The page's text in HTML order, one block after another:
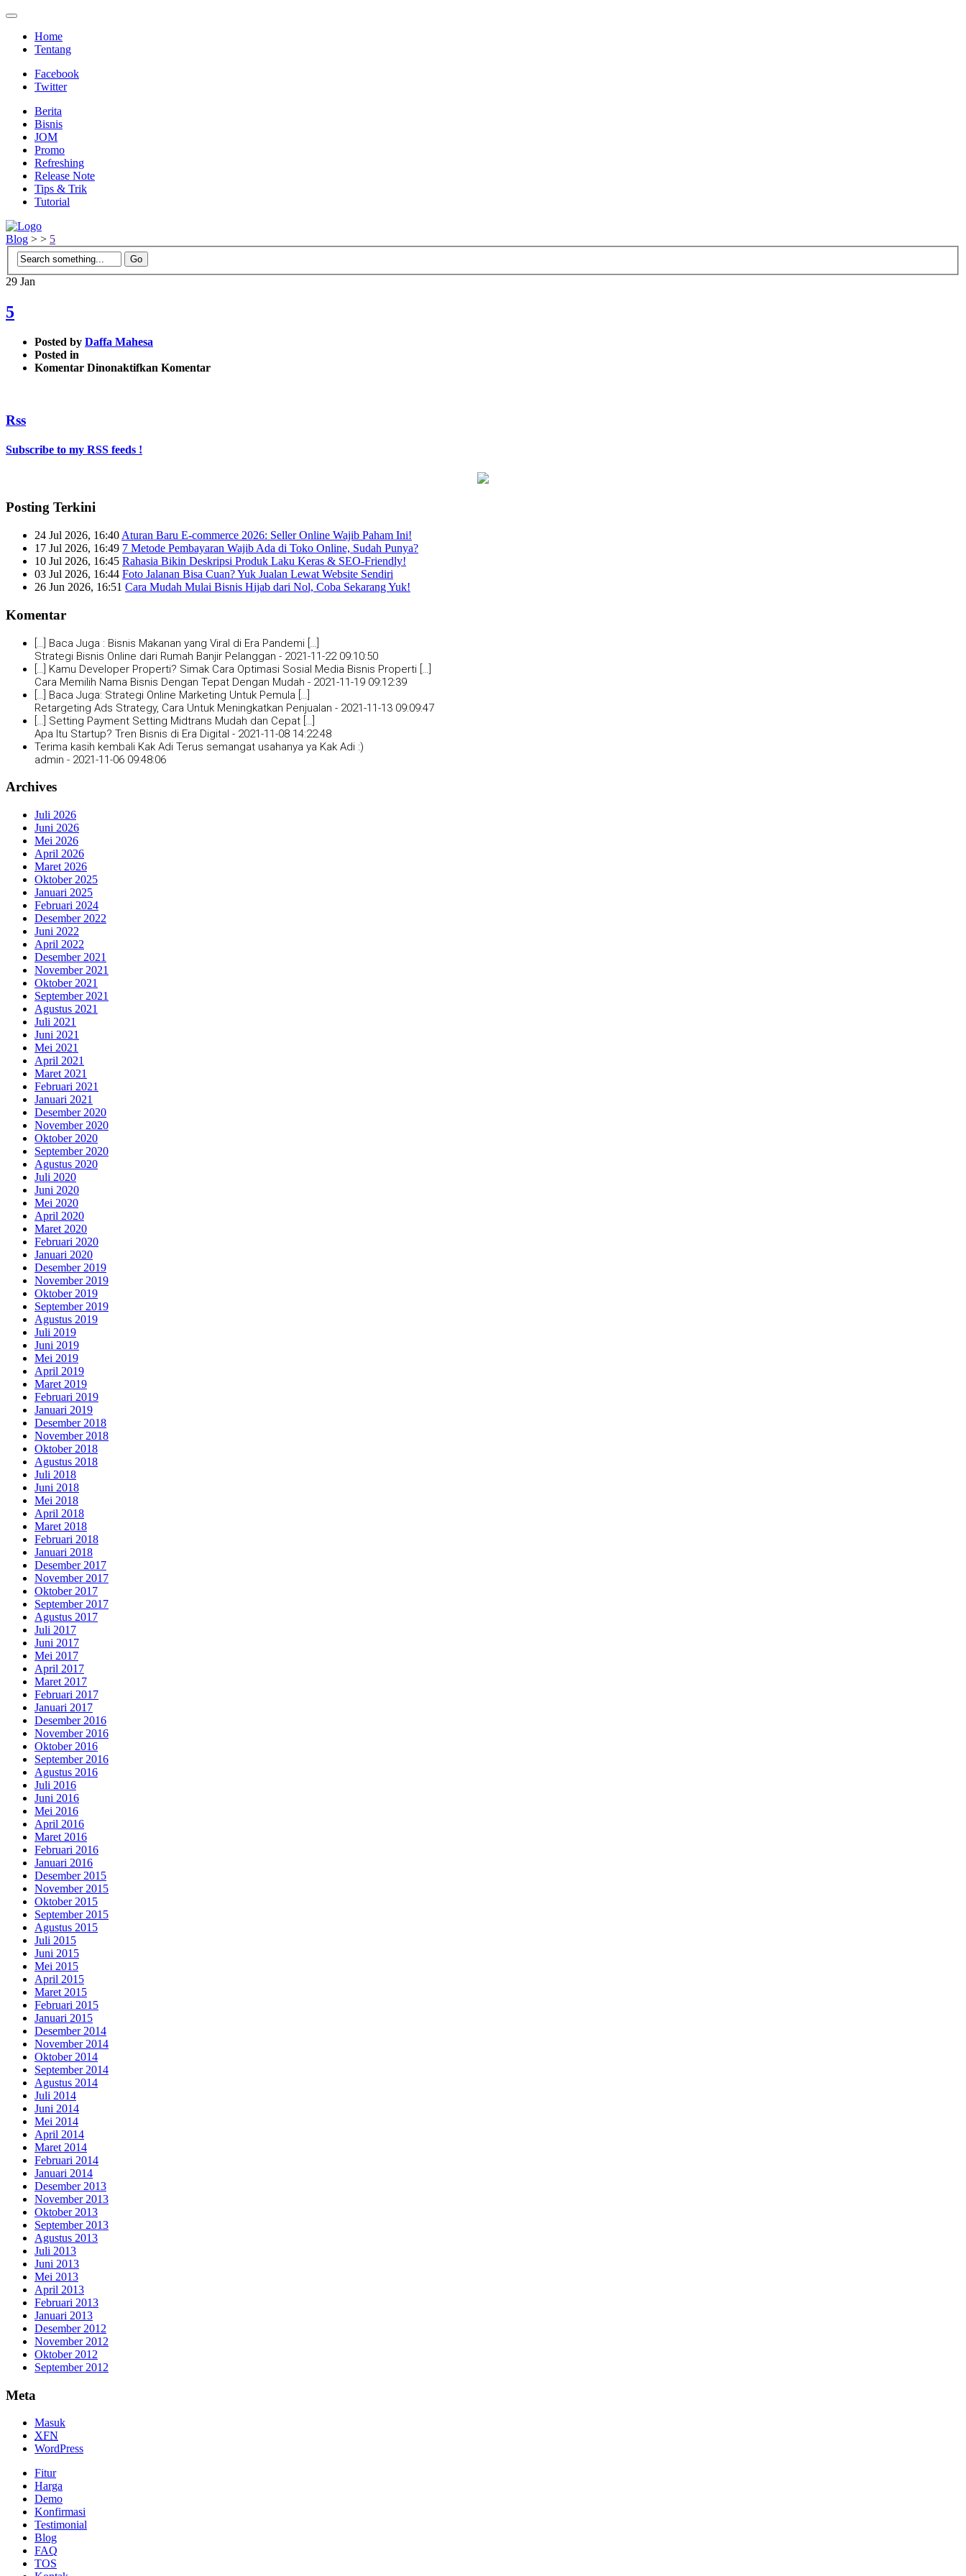
Home
Tentang
Facebook
Twitter
Berita
Bisnis
JOM
Promo
Refreshing
Release Note
Tips & Trik
Tutorial
Blog > > 5
29 Jan
5
Posted by Daffa Mahesa
Posted in
Komentar Dinonaktifkan pada
Komentar
Rss
Subscribe to my RSS feeds !
Posting Terkini
24 Jul 2026, 16:40 Aturan Baru E-commerce 2026: Seller Online Wajib Paham Ini!
17 Jul 2026, 16:49 7 Metode Pembayaran Wajib Ada di Toko Online, Sudah Punya?
10 Jul 2026, 16:45 Rahasia Bikin Deskripsi Produk Laku Keras & SEO-Friendly!
03 Jul 2026, 16:44 Foto Jalanan Bisa Cuan? Yuk Jualan Lewat Website Sendiri
26 Jun 2026, 16:51 Cara Mudah Mulai Bisnis Hijab dari Nol, Coba Sekarang Yuk!
Komentar
[…] Baca Juga : Bisnis Makanan yang Viral di Era Pandemi […]
Strategi Bisnis Online dari Rumah Banjir Pelanggan - 2021-11-22 09:10:50
[…] Kamu Developer Properti? Simak Cara Optimasi Sosial Media Bisnis Properti […]
Cara Memilih Nama Bisnis Dengan Tepat Dengan Mudah - 2021-11-19 09:12:39
[…] Baca Juga: Strategi Online Marketing Untuk Pemula […]
Retargeting Ads Strategy, Cara Untuk Meningkatkan Penjualan - 2021-11-13 09:09:47
[…] Setting Payment Setting Midtrans Mudah dan Cepat […]
Apa Itu Startup? Tren Bisnis di Era Digital - 2021-11-08 14:22:48
Terima kasih kembali Kak Adi Terus semangat usahanya ya Kak Adi :)
admin - 2021-11-06 09:48:06
Archives
Juli 2026
Juni 2026
Mei 2026
April 2026
Maret 2026
Oktober 2025
Januari 2025
Februari 2024
Desember 2022
Juni 2022
April 2022
Desember 2021
November 2021
Oktober 2021
September 2021
Agustus 2021
Juli 2021
Juni 2021
Mei 2021
April 2021
Maret 2021
Februari 2021
Januari 2021
Desember 2020
November 2020
Oktober 2020
September 2020
Agustus 2020
Juli 2020
Juni 2020
Mei 2020
April 2020
Maret 2020
Februari 2020
Januari 2020
Desember 2019
November 2019
Oktober 2019
September 2019
Agustus 2019
Juli 2019
Juni 2019
Mei 2019
April 2019
Maret 2019
Februari 2019
Januari 2019
Desember 2018
November 2018
Oktober 2018
Agustus 2018
Juli 2018
Juni 2018
Mei 2018
April 2018
Maret 2018
Februari 2018
Januari 2018
Desember 2017
November 2017
Oktober 2017
September 2017
Agustus 2017
Juli 2017
Juni 2017
Mei 2017
April 2017
Maret 2017
Februari 2017
Januari 2017
Desember 2016
November 2016
Oktober 2016
September 2016
Agustus 2016
Juli 2016
Juni 2016
Mei 2016
April 2016
Maret 2016
Februari 2016
Januari 2016
Desember 2015
November 2015
Oktober 2015
September 2015
Agustus 2015
Juli 2015
Juni 2015
Mei 2015
April 2015
Maret 2015
Februari 2015
Januari 2015
Desember 2014
November 2014
Oktober 2014
September 2014
Agustus 2014
Juli 2014
Juni 2014
Mei 2014
April 2014
Maret 2014
Februari 2014
Januari 2014
Desember 2013
November 2013
Oktober 2013
September 2013
Agustus 2013
Juli 2013
Juni 2013
Mei 2013
April 2013
Februari 2013
Januari 2013
Desember 2012
November 2012
Oktober 2012
September 2012
Meta
Masuk
XFN
WordPress
Fitur
Harga
Demo
Konfirmasi
Testimonial
Blog
FAQ
TOS